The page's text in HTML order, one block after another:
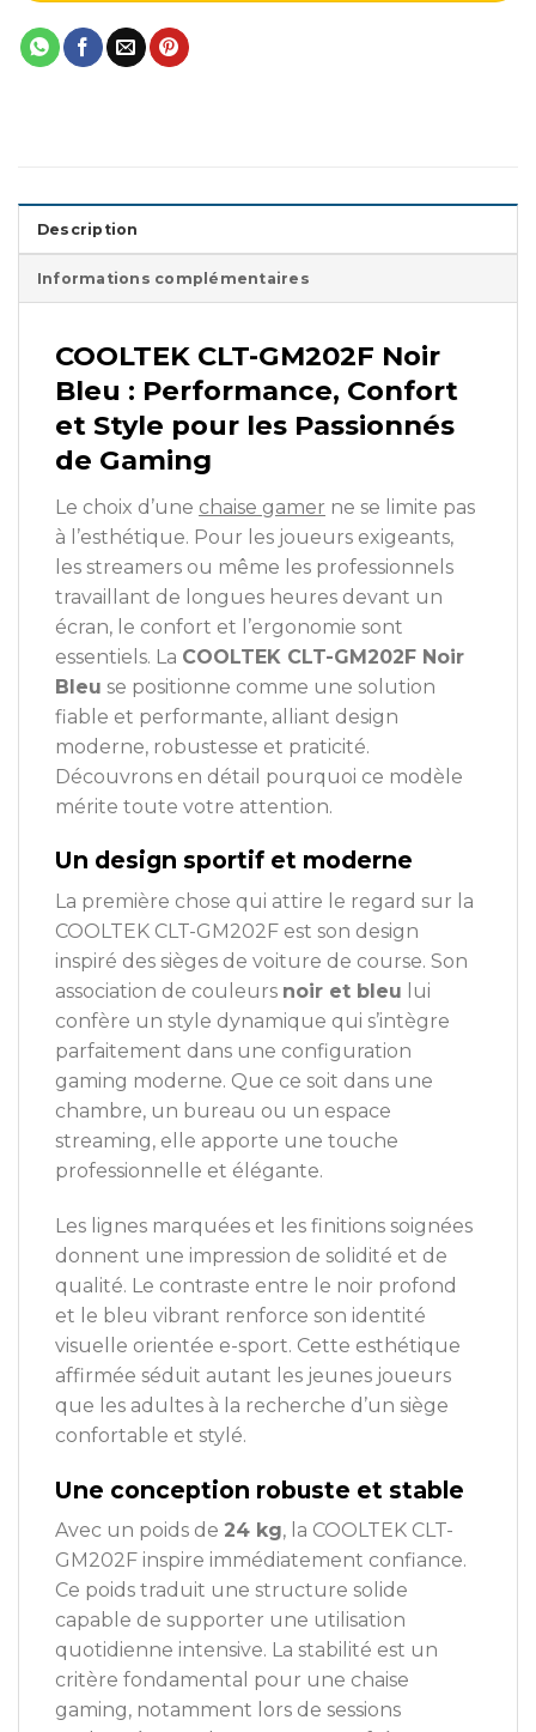
Description
Informations complémentaires
COOLTEK CLT-GM202F Noir
Bleu : Performance, Confort
et Style pour les Passionnés
de Gaming
Le choix d’une chaise gamer ne se limite pas
à l’esthétique. Pour les joueurs exigeants,
les streamers ou même les professionnels
travaillant de longues heures devant un
écran, le confort et l’ergonomie sont
essentiels. La COOLTEK CLT-GM202F Noir
Bleu se positionne comme une solution
fiable et performante, alliant design
moderne, robustesse et praticité.
Découvrons en détail pourquoi ce modèle
mérite toute votre attention.
Un design sportif et moderne
La première chose qui attire le regard sur la
COOLTEK CLT-GM202F est son design
inspiré des sièges de voiture de course. Son
association de couleurs noir et bleu lui
confère un style dynamique qui s’intègre
parfaitement dans une configuration
gaming moderne. Que ce soit dans une
chambre, un bureau ou un espace
streaming, elle apporte une touche
professionnelle et élégante.
Les lignes marquées et les finitions soignées
donnent une impression de solidité et de
qualité. Le contraste entre le noir profond
et le bleu vibrant renforce son identité
visuelle orientée e-sport. Cette esthétique
affirmée séduit autant les jeunes joueurs
que les adultes à la recherche d’un siège
confortable et stylé.
Une conception robuste et stable
Avec un poids de 24 kg, la COOLTEK CLT-
GM202F inspire immédiatement confiance.
Ce poids traduit une structure solide
capable de supporter une utilisation
quotidienne intensive. La stabilité est un
critère fondamental pour une chaise
gaming, notamment lors de sessions